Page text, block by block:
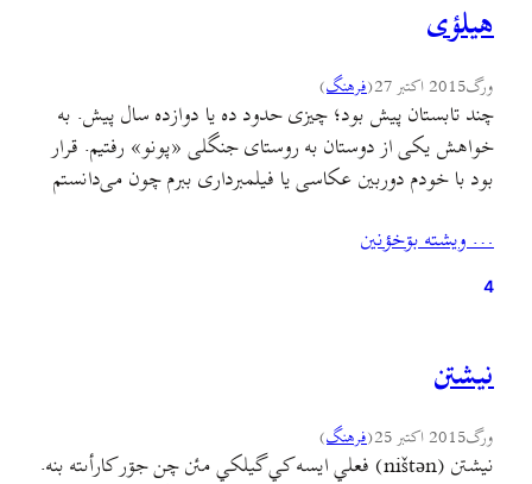
هیلؤی
ورگ2015 اکتبر 27 (فرهنگ)
چند تابستان پیش بود؛ چیزی حدود ده یا دوازده سال پیش. به
خواهش یکی از دوستان به روستای جنگلی «پونو» رفتیم. قرار
بود با خودم دوربین عکاسی یا فیلمبرداری ببرم چون می‌دانستم
عزم رفتن کردم و البته آن‌قدر هم بی‌مناسبت نبود رفتن بنده…
… ويشته بۊخؤنين
4
نيشتن
ورگ2015 اکتبر 25 (فرهنگ)
نيشتن (ništən) فعلي ايسه کي گيلکي مئن چن جۊر کارأىته بنه.